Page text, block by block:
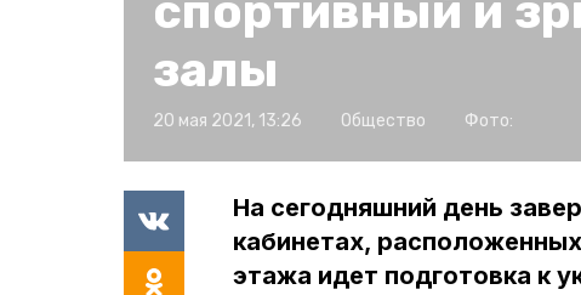
залы
20 мая 2021, 13:26 Общество Фото:
На сегодняшний день
кабинетах,
этажа идет подготовка к